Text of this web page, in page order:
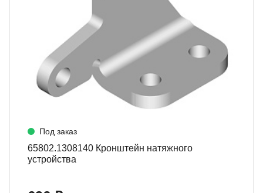
Под заказ
65802.1308140 Кронштейн натяжного
устройства